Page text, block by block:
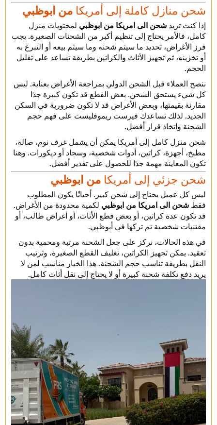
شحن منازل كاملة إلى أمريكا من ابوظبي
إذا كنت تريد شحن الى امريكا من ابوظبي لمحتويات منزل
كامل، فالأمر يحتاج إلى تنظيم أكبر من الشحنات الصغيرة. يجب
فرز الأغراض، تحديد ما سيتم شحنه وما سيتم بيعه أو التبرع به
أو تخزينه، ثم تجهيز الأثاث والكراتين بطريقة تساعد على تقليل
الحجم.
ننصح العملاء قبل الشحن الدولي بمراجعة الأغراض بعناية. ليس
كل شيء يستحق الشحن. بعض القطع قد تكون كبيرة جدًا
مقارنة بقيمتها، وبعض الأغراض قد لا تكون ضرورية في السكن
الجديد. لذلك تساعدك فيرست ريموفليست على فهم حجم
الشحنة واتخاذ قرار أفضل.
شحن منزل كامل إلى أمريكا يمكن أن يشمل غرف نوم، صالة،
مطبخ، أجهزة، كراتين، أدوات شخصية، وسجاد أو ديكورات. وهنا
تكون المعاينة مهمة جدًا للحصول على تقدير أفضل.
شحن جزئي إلى أمريكا من ابوظبي
ليس كل عميل يحتاج إلى شحن كبير. أحيانًا يكون المطلوب
فقط شحن الى امريكا من ابوظبي لكمية محدودة من الأغراض.
قد تكون عدة كراتين، أو بعض قطع الأثاث، أو أغراض طالب، أو
مقتنيات شخصية تم تركها في أبوظبي.
في هذه الحالات، نركز على جعل الشحنة مرتبة ومحمية بدون
تعقيد. يمكن تجهيز الكراتين، تغليف القطع الصغيرة، وترتيب
النقل بطريقة تناسب حجم الشحنة. هذا الخيار مناسب لمن لا
يريد دفع تكلفة شحنة كبيرة أو لا يحتاج إلى نقل أثاث كامل.